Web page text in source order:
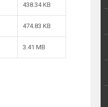
438.34 KB
474.83 KB
3.41 MB